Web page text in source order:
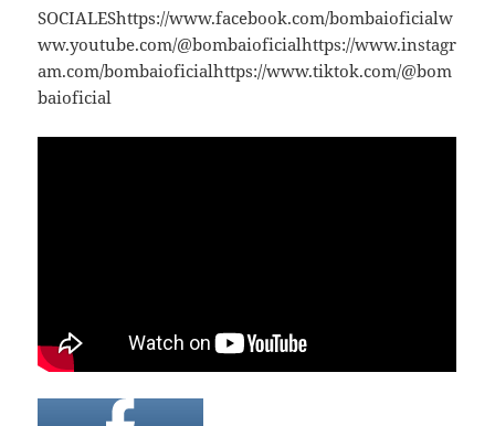
SOCIALEShttps://www.facebook.com/bombaioficialw
ww.youtube.com/@bombaioficialhttps://www.instagr
am.com/bombaioficialhttps://www.tiktok.com/@bom
baioficial